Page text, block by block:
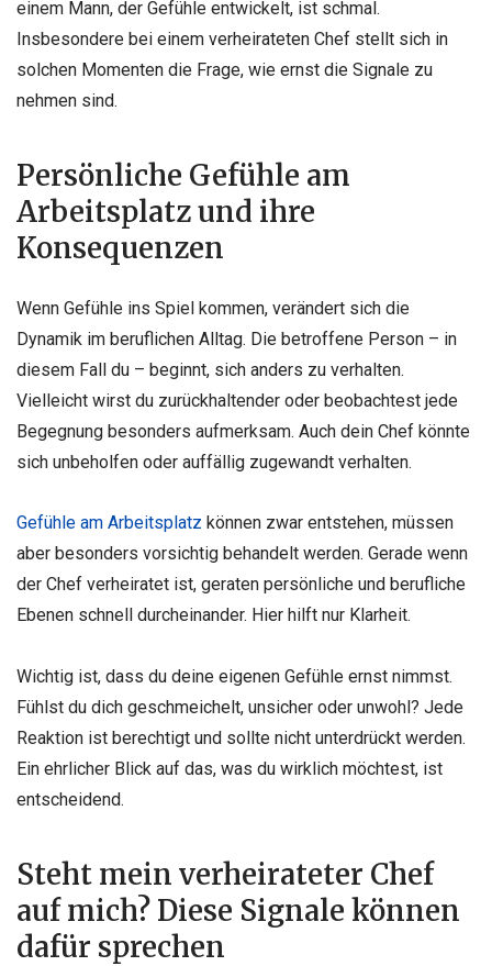
einem Mann, der Gefühle entwickelt, ist schmal.
Insbesondere bei einem verheirateten Chef stellt sich in
solchen Momenten die Frage, wie ernst die Signale zu
nehmen sind.
Persönliche Gefühle am
Arbeitsplatz und ihre
Konsequenzen
Wenn Gefühle ins Spiel kommen, verändert sich die
Dynamik im beruflichen Alltag. Die betroffene Person – in
diesem Fall du – beginnt, sich anders zu verhalten.
Vielleicht wirst du zurückhaltender oder beobachtest jede
Begegnung besonders aufmerksam. Auch dein Chef könnte
sich unbeholfen oder auffällig zugewandt verhalten.
Gefühle am Arbeitsplatz können zwar entstehen, müssen
aber besonders vorsichtig behandelt werden. Gerade wenn
der Chef verheiratet ist, geraten persönliche und berufliche
Ebenen schnell durcheinander. Hier hilft nur Klarheit.
Wichtig ist, dass du deine eigenen Gefühle ernst nimmst.
Fühlst du dich geschmeichelt, unsicher oder unwohl? Jede
Reaktion ist berechtigt und sollte nicht unterdrückt werden.
Ein ehrlicher Blick auf das, was du wirklich möchtest, ist
entscheidend.
Steht mein verheirateter Chef
auf mich? Diese Signale können
dafür sprechen